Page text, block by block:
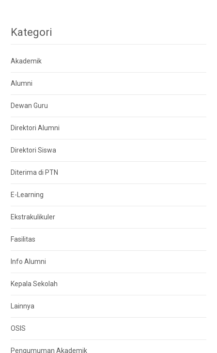
Kategori
Akademik
Alumni
Dewan Guru
Direktori Alumni
Direktori Siswa
Diterima di PTN
E-Learning
Ekstrakulikuler
Fasilitas
Info Alumni
Kepala Sekolah
Lainnya
OSIS
Pengumuman Akademik